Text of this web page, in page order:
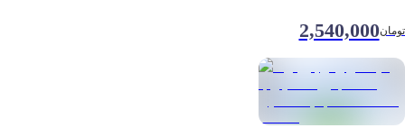
2,540,000تومان